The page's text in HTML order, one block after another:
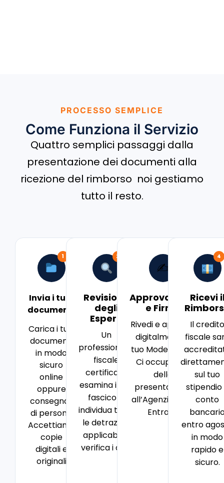
PROCESSO SEMPLICE
Come Funziona il Servizio
Quattro semplici passaggi dalla
presentazione dei documenti alla
ricezione del rimborso noi gestiamo
tutto il resto.
1
Invia i tuoi
documenti
Carica i tuoi
documenti
in modo
sicuro
online
oppure
consegnali
di persona
Accettiamo
copie
digitali e
originali
2
Revisione
degli
Esperti
Un
professionista
fiscale
certificato
esamina il tuo
fascicolo,
individua tutte
le detrazioni
applicabili e
verifica i dati.
✍️
Approvazione
e Firma
Rivedi e approva
digitalmente il
tuo Modello 730.
Ci occupiamo
della
presentazione
all’Agenzia delle
Entrate.
4
Ricevi
Il credito
fiscale
sul tuo
stipendio
conto
entro
in modo
rapido e
sicuro.